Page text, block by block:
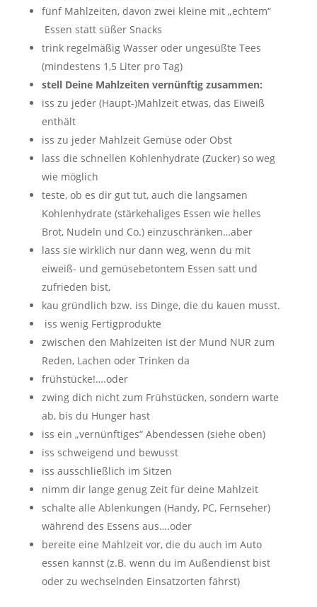
fünf Mahlzeiten, davon zwei kleine mit „echtem“
Essen statt süßer Snacks
trink regelmäßig Wasser oder ungesüßte Tees
(mindestens 1,5 Liter pro Tag)
stell Deine Mahlzeiten vernünftig zusammen:
iss zu jeder (Haupt-)Mahlzeit etwas, das Eiweiß
enthält
iss zu jeder Mahlzeit Gemüse oder Obst
lass die schnellen Kohlenhydrate (Zucker) so weg
wie möglich
teste, ob es dir gut tut, auch die langsamen
Kohlenhydrate (stärkehaliges Essen wie helles
Brot, Nudeln und Co.) einzuschränken…aber
lass sie wirklich nur dann weg, wenn du mit
eiweiß- und gemüsebetontem Essen satt und
zufrieden bist,
kau gründlich bzw. iss Dinge, die du kauen musst.
iss wenig Fertigprodukte
zwischen den Mahlzeiten ist der Mund NUR zum
Reden, Lachen oder Trinken da
frühstücke!….oder
zwing dich nicht zum Frühstücken, sondern warte
ab, bis du Hunger hast
iss ein „vernünftiges“ Abendessen (siehe oben)
iss schweigend und bewusst
iss ausschließlich im Sitzen
nimm dir lange genug Zeit für deine Mahlzeit
schalte alle Ablenkungen (Handy, PC, Fernseher)
während des Essens aus….oder
bereite eine Mahlzeit vor, die du auch im Auto
essen kannst (z.B. wenn du im Außendienst bist
oder zu wechselnden Einsatzorten fährst)